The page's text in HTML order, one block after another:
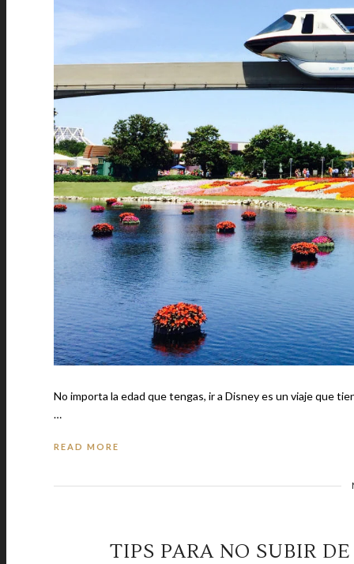
No importa la edad que tengas, ir a Disney es un viaje que
…
READ MORE
TIPS PARA NO SUBIR